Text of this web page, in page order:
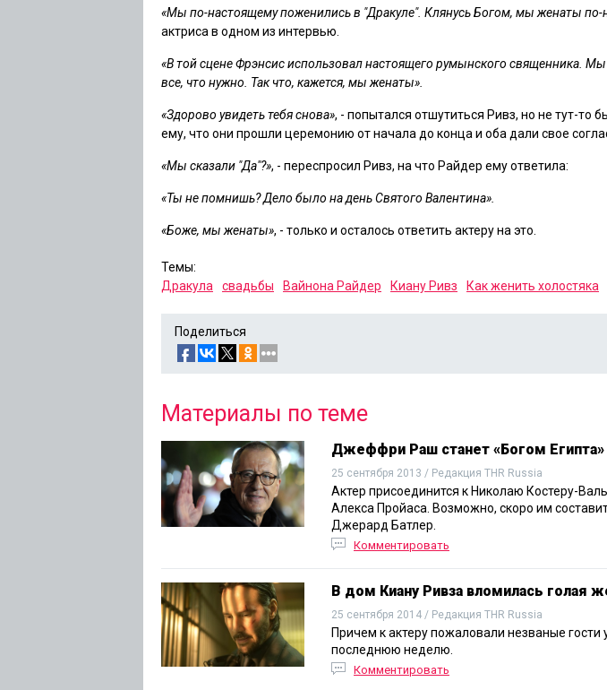
«Мы по-настоящему поженились в "Дракуле". Клянусь Богом, мы женаты по-
актриса в одном из интервью.
«В той сцене Фрэнсис использовал настоящего румынского священника.
все, что нужно. Так что, кажется, мы женаты».
«Здорово увидеть тебя снова», - попытался отшутиться Ривз, но не тут-то
ему, что они прошли церемонию от начала до конца и оба дали свое
«Мы сказали "Да"?», - переспросил Ривз, на что Райдер ему ответила:
«Ты не помнишь? Дело было на день Святого Валентина».
«Боже, мы женаты», - только и осталось ответить актеру на это.
Темы:
Дракула
свадьбы Вайнона Райдер Киану Ривз Как женить холостяка
Поделиться
Материалы по теме
Джеффри Раш станет «Богом Египта»
25 сентября 2013 / Редакция THR Russia
Актер присоединится к Николаю Костеру-
Алекса Пройаса. Возможно, скоро им
Джерард Батлер.
Комментировать
В дом Киану Ривза вломилась голая
25 сентября 2014 / Редакция THR Russia
Причем к актеру пожаловали незваные гости
последнюю неделю.
Комментировать